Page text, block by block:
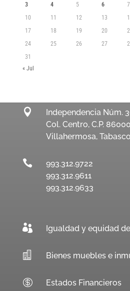
3
4 5 6 7
10
11 12 13
17
18 19 20
24
25 26 27
31
« Jul

Independencia Núm.
Col. Centro, C.P. 86000
Villahermosa,

993.312.9722
993.312.9611
993.312.9633
 Igualdad y equidad
 Bienes muebles e
 Estados Financieros